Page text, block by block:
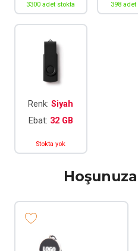
3300 adet stokta 398 adet
Renk:Siyah
Ebat: 32 GB
Stokta yok